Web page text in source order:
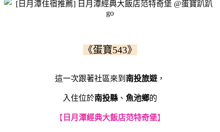
《蛋寶543》
這一次跟著社區來到 南投旅遊 ，
入住位於南投縣 、 魚池鄉的
【 日月潭經典大飯店范特奇堡】